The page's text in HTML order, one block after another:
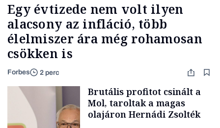
Egy évtizede nem volt ilyen
alacsony az infláció, több
élelmiszer ára még rohamosan
csökken is
Forbes 2 perc
Brutális profitot csinált a
Mol, taroltak a magas
olajáron Hernádi Zsolték